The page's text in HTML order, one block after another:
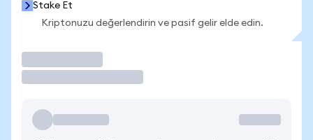
Stake Et
Kriptonuzu değerlendirin ve pasif gelir elde edin.